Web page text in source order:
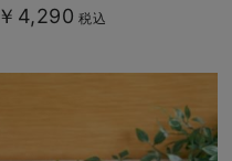
￥4,290 税込